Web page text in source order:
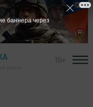
баннера через